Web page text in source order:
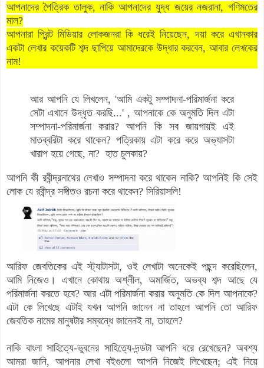
আপনাদের পৈত্রিক তালুক, নাকি আপনাদের যুদ্ধ জয়ের নজরানা, গণিমতের
মাল?
আপনারা প্রিন্ট মিডিয়ার লোকজনরা কি ধরেই নিয়েছেন, দয়া করে এখানকার
একটা লেখার কয়েকটি শব্দ ছাপিয়ে আমাদেরকে উদ্ধারকরবেন, আবার লেখকের
নাম!
আর আপনি যে লিখলেন, 'আমি একটু সম্পাদনা-পরিমার্জনা করে
সেটা এখানে উদ্ধৃত করছি...' , আপনাকে কে অনুমতি দিল এটা
সম্পাদনা-পরিমার্জনা করার? আপনি কি সব জায়গায়ই এই
মাতব্বরিটা করে থাকেন? পত্রিকায় এটা করে করে অভ্যাসটা
খারাপ হয়ে গেছে, না? হাত চুলকায়?
আপনি কী রবীন্দ্রনাথের লেখাও সম্পাদনা করে থাকেন নাকি? আপনিই কি সেই
লোক যে রবীন্দ্র সঙ্গীতও রচনা করে থাকেন? সিরিয়াসলি!
আরিফ জেবতিকের এই স্ট্যাটাসটা, ওই লেখাটা অনেকেই পছন্দ করেছিলেন,
আমি নিজেও। এখানে কোথায় অশ্লীল, অমার্জিত, অভব্য শব্দ আছে যে
পরিমার্জনা করতে হবে? আর এটা পরিমার্জনা করার অনুমতি কেদিলআপনাকে?
এটা কে লিখেছে এটাই যখন আপনি জানেন না তাহলে আপনি তো আরিফ
জেবতিক নামের মানুষটার সম্বন্ধে জানেনই না, তাহলে?
নাকি বাংলা সাহিত্যে-ভুবনের সাহিত্যে-দন্ডটা আপনি ধরে রেখেছেন? অবশ্য
আমরা জানি, আপনার লেখা বইগুলো আপনি নিজেই লিখেছেন; এই নিয়ে